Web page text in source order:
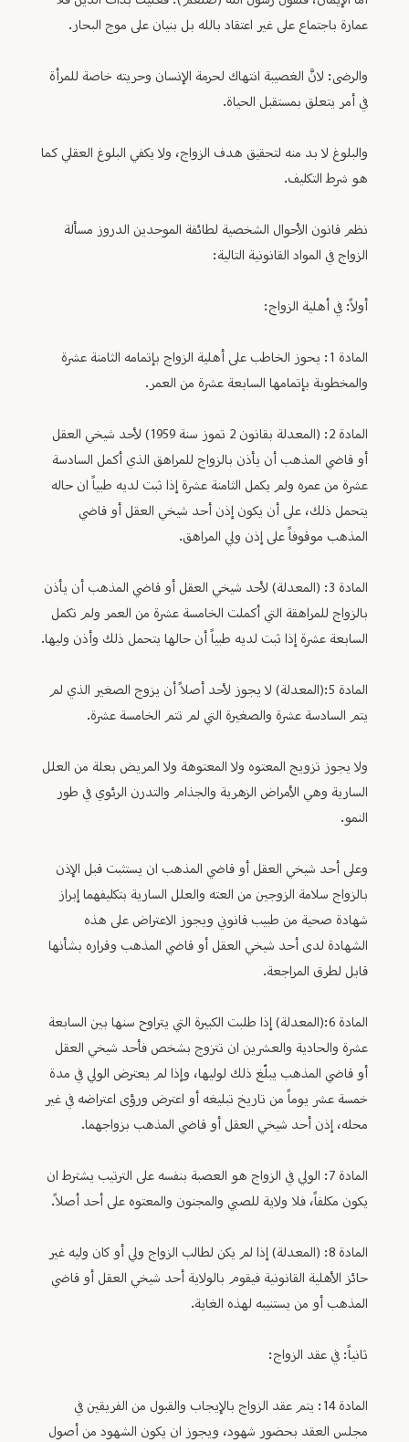
عمارة باجتماع على غير اعتقاد بالله بل بنيان على موج البحار.
والرضى: لانَّ الغصيبة انتهاك لحرمة الإنسان وحريته خاصة للمرأة
في أمر يتعلق بمستقبل الحياة.
والبلوغ لا بد منه لتحقيق هدف الزواج، ولا يكفي البلوغ العقلي كما
هو شرط التكليف.
نظم قانون الأحوال الشخصية لطائفة الموحدين الدروز مسألة
الزواج في المواد القانونية التالية:
أولاً: في أهلية الزواج:
المادة 1: يحوز الخاطب على أهلية الزواج بإتمامه الثامنة عشرة
والمخطوبة بإتمامها السابعة عشرة من العمر.
المادة 2: (المعدلة بقانون 2 تموز سنة 1959) لأحد شيخي العقل
أو قاضي المذهب أن يأذن بالزواج للمراهق الذي أكمل السادسة
عشرة من عمره ولم يكمل الثامنة عشرة إذا ثبت لديه طبياً ان حاله
يتحمل ذلك، على أن يكون إذن أحد شيخي العقل أو قاضي
المذهب موقوفاً على إذن ولي المراهق.
المادة 3: (المعدلة) لأحد شيخي العقل أو قاضي المذهب أن يأذن
بالزواج للمراهقة التي أكملت الخامسة عشرة من العمر ولم تكمل
السابعة عشرة إذا ثبت لديه طبياً أن حالها يتحمل ذلك وأذن وليها.
المادة 5:(المعدلة) لا يجوز لأحد أصلاً أن يزوج الصغير الذي لم
يتم السادسة عشرة والصغيرة التي لم تتم الخامسة عشرة.
ولا يجوز تزويج المعتوه ولا المعتوهة ولا المريض بعلة من العلل
السارية وهي الأمراض الزهرية والجذام والتدرن الرئوي في طور
النمو.
وعلى أحد شيخي العقل أو قاضي المذهب ان يستثبت قبل الإذن
بالزواج سلامة الزوجين من العته والعلل السارية بتكليفهما إبراز
شهادة صحية من طبيب قانوني ويجوز الاعتراض على هذه
الشهادة لدى أحد شيخي العقل أو قاضي المذهب وقراره بشأنها
قابل لطرق المراجعة.
المادة 6:(المعدلة) إذا طلبت الكبيرة التي يتراوح سنها بين السابعة
عشرة والحادية والعشرين ان تتزوج بشخص فأحد شيخي العقل
أو قاضي المذهب يبلّغ ذلك لوليها، وإذا لم يعترض الولي في مدة
خمسة عشر يوماً من تاريخ تبليغه أو اعترض ورؤى اعتراضه في غير
محله، إذن أحد شيخي العقل أو قاضي المذهب بزواجهما.
المادة 7: الولي في الزواج هو العصبة بنفسه على الترتيب يشترط ان
يكون مكلفاً، فلا ولاية للصبي والمجنون والمعتوه على أحد أصلاً.
المادة 8: (المعدلة) إذا لم يكن لطالب الزواج ولي أو كان وليه غير
حائز الأهلية القانونية فيقوم بالولاية أحد شيخي العقل أو قاضي
المذهب أو من يستنيبه لهذه الغاية.
ثانياً: في عقد الزواج:
المادة 14: يتم عقد الزواج بالإيجاب والقبول من الفريقين في
مجلس العقد بحضور شهود، ويجوز ان يكون الشهود من أصول